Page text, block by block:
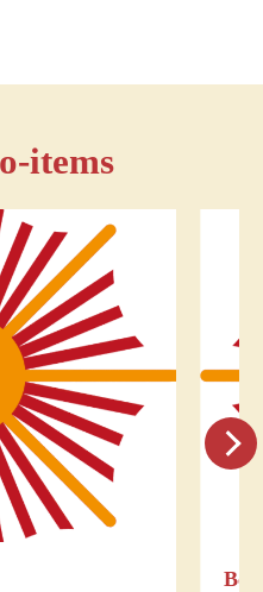
items